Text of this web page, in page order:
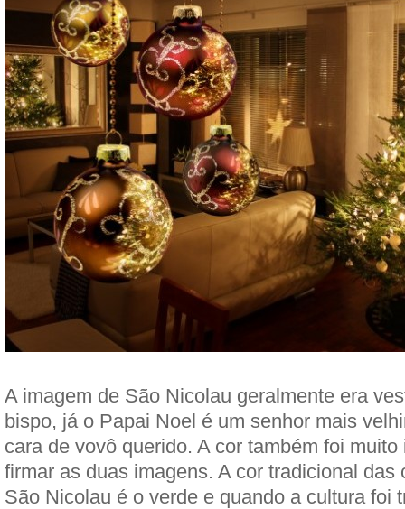
A imagem de São Nicolau geralmente era
bispo, já o Papai Noel é um senhor mais
cara de vovô querido. A cor também foi
firmar as duas imagens. A cor tradicional das
São Nicolau é o verde e quando a cultura foi